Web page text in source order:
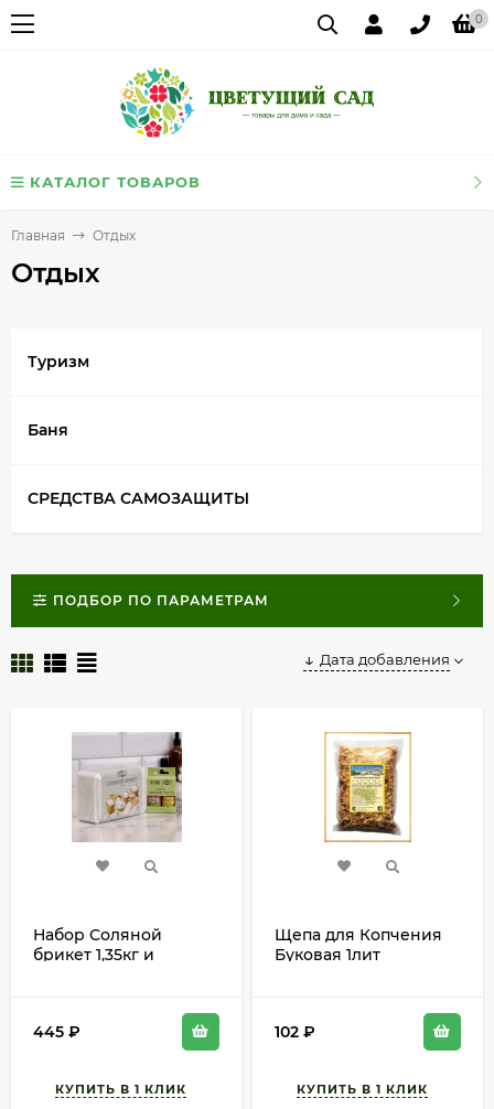
0
КАТАЛОГ ТОВАРОВ
Главная Отдых
Отдых
Туризм
Баня
СРЕДСТВА САМОЗАЩИТЫ
ПОДБОР ПО ПАРАМЕТРАМ
Дата добавления
Набор Соляной
брикет 1,35кг и
по 15мл Арт-10569832
445 ₽
Щепа для Копчения
Буковая 1лит
102 ₽